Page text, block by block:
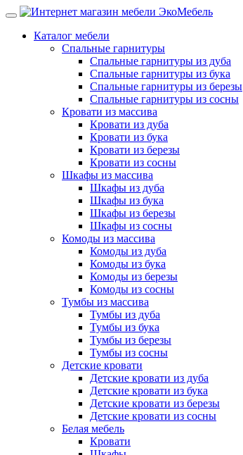
Каталог мебели
Спальные гарнитуры
Спальные гарнитуры из дуба
Спальные гарнитуры из бука
Спальные гарнитуры из березы
Спальные гарнитуры из сосны
Кровати из массива
Кровати из дуба
Кровати из бука
Кровати из березы
Кровати из сосны
Шкафы из массива
Шкафы из дуба
Шкафы из бука
Шкафы из березы
Шкафы из сосны
Комоды из массива
Комоды из дуба
Комоды из бука
Комоды из березы
Комоды из сосны
Тумбы из массива
Тумбы из дуба
Тумбы из бука
Тумбы из березы
Тумбы из сосны
Детские кровати
Детские кровати из дуба
Детские кровати из бука
Детские кровати из березы
Детские кровати из сосны
Белая мебель
Кровати